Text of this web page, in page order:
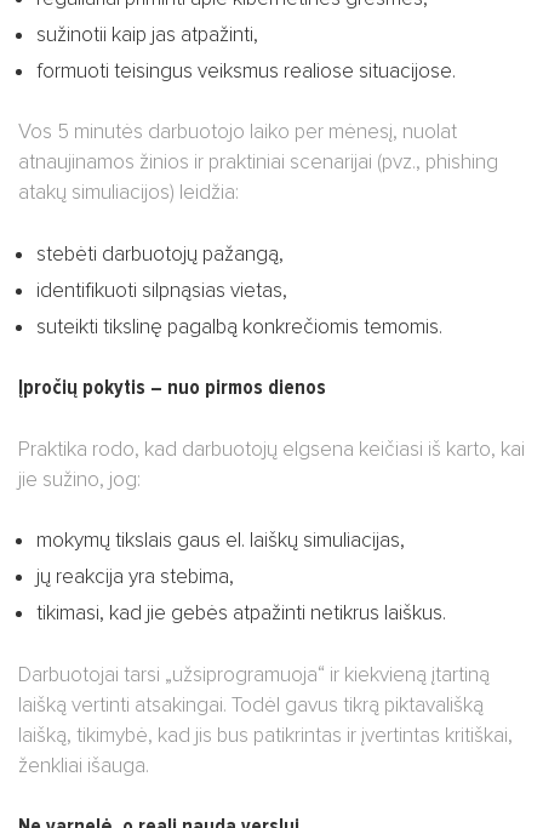
sužinotii kaip jas atpažinti,
formuoti teisingus veiksmus realiose situacijose.
Vos 5 minutės darbuotojo laiko per mėnesį, nuolat
atnaujinamos žinios ir praktiniai scenarijai (pvz., phishing
atakų simuliacijos) leidžia:
stebėti darbuotojų pažangą,
identifikuoti silpnąsias vietas,
suteikti tikslinę pagalbą konkrečiomis temomis.
Įpročių pokytis – nuo pirmos dienos
Praktika rodo, kad darbuotojų elgsena keičiasi iš karto, kai
jie sužino, jog:
mokymų tikslais gaus el. laiškų simuliacijas,
jų reakcija yra stebima,
tikimasi, kad jie gebės atpažinti netikrus laiškus.
Darbuotojai tarsi „užsiprogramuoja“ ir kiekvieną įtartiną
laišką vertinti atsakingai. Todėl gavus tikrą piktavališką
laišką, tikimybė, kad jis bus patikrintas ir įvertintas kritiškai,
ženkliai išauga.